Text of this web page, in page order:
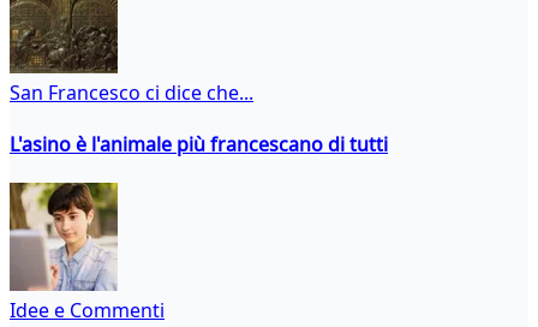
San Francesco ci dice che...
L'asino è l'animale più francescano di tutti
Idee e Commenti